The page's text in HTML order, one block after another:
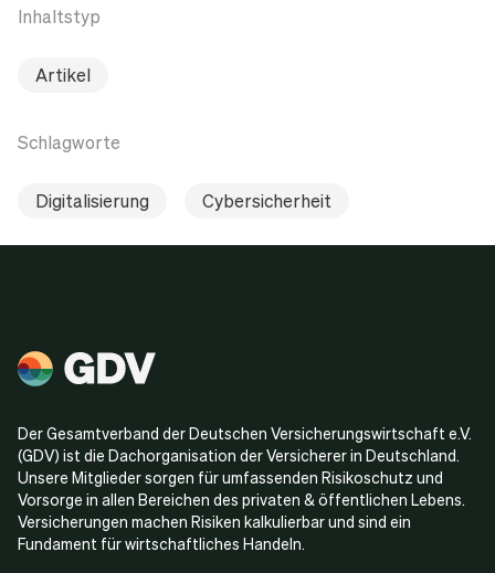
Inhaltstyp
Artikel
Schlagworte
Digitalisierung Cybersicherheit
Der Gesamtverband der Deutschen Versicherungswirtschaft e.V.
(GDV) ist die Dachorganisation der Versicherer in Deutschland.
Unsere Mitglieder sorgen für umfassenden Risikoschutz und
Vorsorge in allen Bereichen des privaten & öffentlichen Lebens.
Versicherungen machen Risiken kalkulierbar und sind ein
Fundament für wirtschaftliches Handeln.